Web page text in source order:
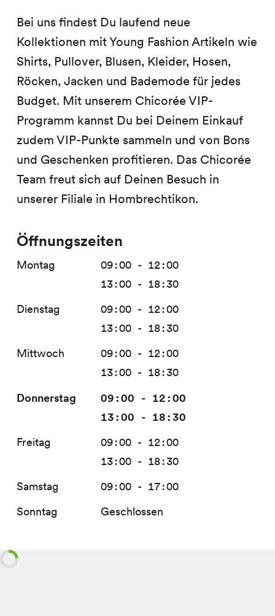
Bei uns findest Du laufend neue
Kollektionen mit Young Fashion Artikeln wie
Shirts, Pullover, Blusen, Kleider, Hosen,
Röcken, Jacken und Bademode für jedes
Budget. Mit unserem Chicorée VIP-
Programm kannst Du bei Deinem Einkauf
zudem VIP-Punkte sammeln und von Bons
und Geschenken profitieren. Das Chicorée
Team freut sich auf Deinen Besuch in
unserer Filiale in Hombrechtikon.
Öffnungszeiten
Montag
09:00 - 12:00
13:00 - 18:30
Dienstag
09:00 - 12:00
13:00 - 18:30
Mittwoch
09:00 - 12:00
13:00 - 18:30
Donnerstag
09:00 - 12:00
13:00 - 18:30
Freitag
09:00 - 12:00
13:00 - 18:30
Samstag
09:00 - 17:00
Sonntag
Geschlossen